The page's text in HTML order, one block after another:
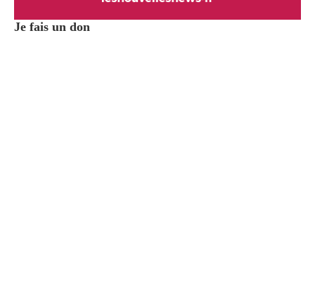
Je fais un don